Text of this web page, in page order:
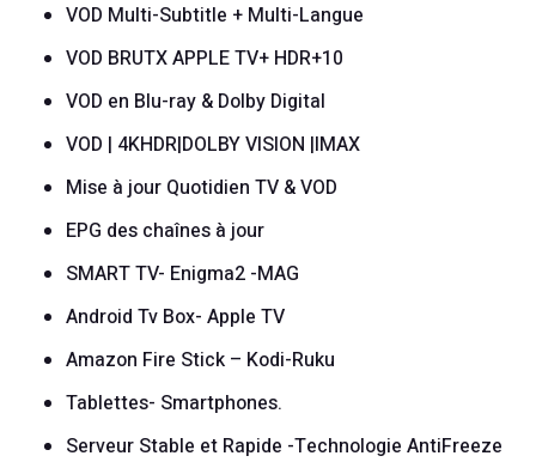
VOD Multi-Subtitle + Multi-Langue
VOD BRUTX APPLE TV+ HDR+10
VOD en Blu-ray & Dolby Digital
VOD | 4KHDR|DOLBY VISION |IMAX
Mise à jour Quotidien TV & VOD
EPG des chaînes à jour
SMART TV- Enigma2 -MAG
Android Tv Box- Apple TV
Amazon Fire Stick – Kodi-Ruku
Tablettes- Smartphones.
Serveur Stable et Rapide -Technologie AntiFreeze